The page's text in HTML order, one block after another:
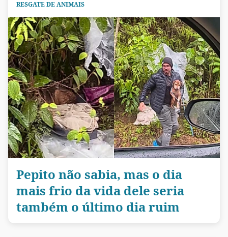
RESGATE DE ANIMAIS
Pepito não sabia, mas o dia
mais frio da vida dele seria
também o último dia ruim